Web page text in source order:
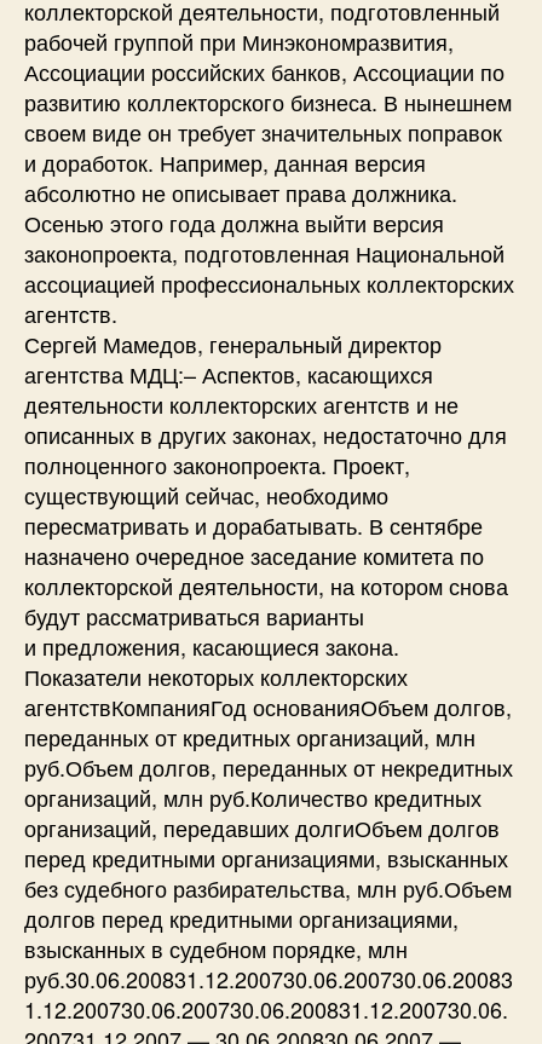
коллекторской деятельности, подготовленный
рабочей группой при Минэкономразвития,
Ассоциации российских банков, Ассоциации по
развитию коллекторского бизнеса. В нынешнем
своем виде он требует значительных поправок
и доработок. Например, данная версия
абсолютно не описывает права должника.
Осенью этого года должна выйти версия
законопроекта, подготовленная Национальной
ассоциацией профессиональных коллекторских
агентств.
Сергей Мамедов, генеральный директор
агентства МДЦ:– Аспектов, касающихся
деятельности коллекторских агентств и не
описанных в других законах, недостаточно для
полноценного законопроекта. Проект,
существующий сейчас, необходимо
пересматривать и дорабатывать. В сентябре
назначено очередное заседание комитета по
коллекторской деятельности, на котором снова
будут рассматриваться варианты
и предложения, касающиеся закона.
Показатели некоторых коллекторских
агентствКомпанияГод основанияОбъем долгов,
переданных от кредитных организаций, млн
руб.Объем долгов, переданных от некредитных
организаций, млн руб.Количество кредитных
организаций, передавших долгиОбъем долгов
перед кредитными организациями, взысканных
без судебного разбирательства, млн руб.Объем
долгов перед кредитными организациями,
взысканных в судебном порядке, млн
руб.30.06.200831.12.200730.06.200730.06.20083
1.12.200730.06.200730.06.200831.12.200730.06.